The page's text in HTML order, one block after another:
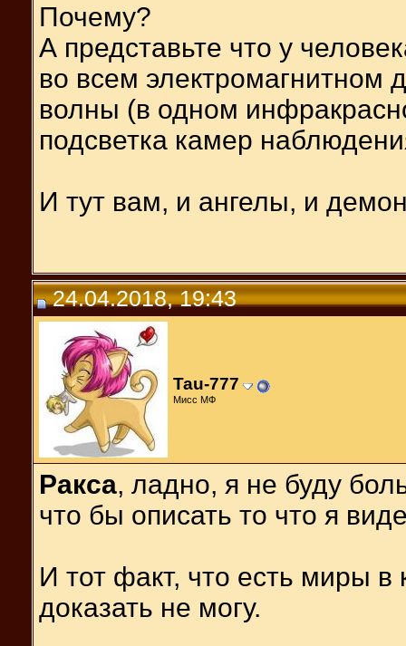
Почему?
А представьте что у
во всем электромагнитном
волны (в одном
подсветка камер
И тут вам, и ангелы, и
24.04.2018, 19:43
Tau-777
Мисс МФ
Ракса, ладно, я не буду
что бы описать то что я
И тот факт, что есть миры в
доказать не могу.